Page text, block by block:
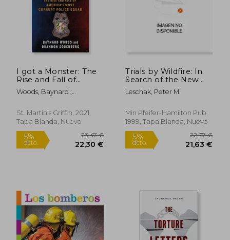
27,76 €
I got a Monster: The
Rise and Fall of
America'S Most
Corrupt Police Squad
Woods, Baynard ;
St. Martin's Griffin, 2021,
Tapa Blanda, Nuevo
Trials by Wildfire: In
Search of the New
Warrior Spirit (en
Inglés)
Leschak, Peter M.
Min Pfeifer-Hamilton Pub,
1999, Tapa Blanda, Nuevo